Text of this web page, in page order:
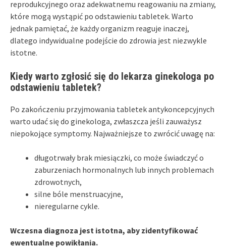
reprodukcyjnego oraz adekwatnemu reagowaniu na zmiany,
które mogą wystąpić po odstawieniu tabletek. Warto
jednak pamiętać, że każdy organizm reaguje inaczej,
dlatego indywidualne podejście do zdrowia jest niezwykle
istotne.
Kiedy warto zgłosić się do lekarza ginekologa po
odstawieniu tabletek?
Po zakończeniu przyjmowania tabletek antykoncepcyjnych
warto udać się do ginekologa, zwłaszcza jeśli zauważysz
niepokojące symptomy. Najważniejsze to zwrócić uwagę na:
długotrwały brak miesiączki, co może świadczyć o
zaburzeniach hormonalnych lub innych problemach
zdrowotnych,
silne bóle menstruacyjne,
nieregularne cykle.
Wczesna diagnoza jest istotna, aby zidentyfikować
ewentualne powikłania.